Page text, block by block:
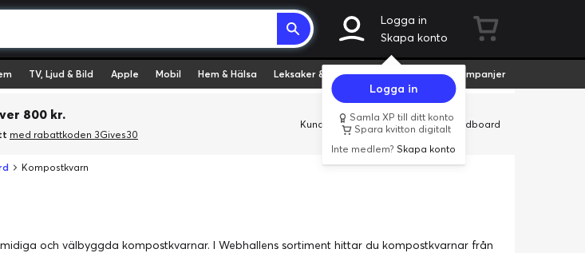
Logga in
Skapa konto
Logga in
Samla XP till ditt konto
Spara kvitton digitalt
Inte medlem?Skapa konto
TV, Ljud & Bild Apple Mobil Hem & Hälsa Leksaker & Hobby Fyndvaror Kampanjer
800 kr.
med rabattkoden 3Gives30
Kundservice Butiker Företag Cardboard
Kompostkvarn
och välbyggda kompostkvarnar. I Webhallens sortiment hittar du kompostkvarnar från